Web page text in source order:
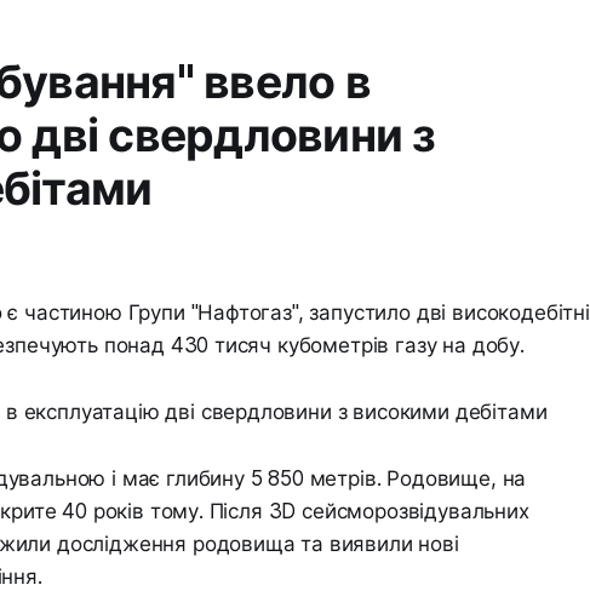
ввело в
дві свердловини з
частиною Групи "Нафтогаз", запустило дві високодебітні
понад 430 тисяч кубометрів газу на добу.
і має глибину 5 850 метрів. Родовище, на
40 років тому. Після 3D сейсморозвідувальних
дослідження родовища та виявили нові